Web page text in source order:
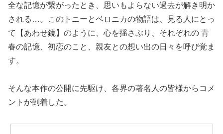
全な記憶が繋がったとき、思いもよらない過去が解き明か
される…。このトニーとベロニカの物語は、見る人にとっ
て【あわせ鏡】のように、心を揺さぶり、それぞれの 青
春の記憶、初恋のこと、親友との想い出の日々を呼び覚ま
す。
そんな本作の公開に先駆け、各界の著名人の皆様からコメ
ントが到着した。